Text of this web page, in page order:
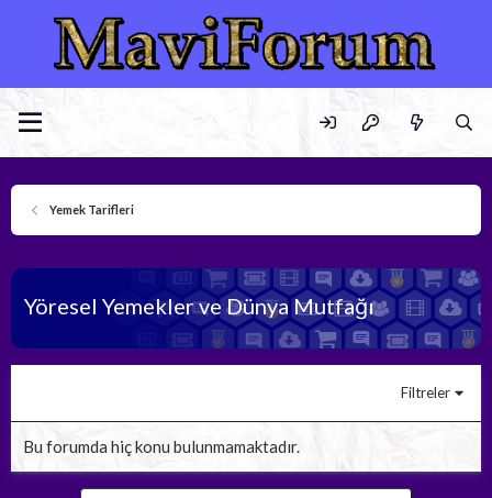
Yemek Tarifleri
Yöresel Yemekler ve Dünya Mutfağı
Filtreler
Bu forumda hiç konu bulunmamaktadır.